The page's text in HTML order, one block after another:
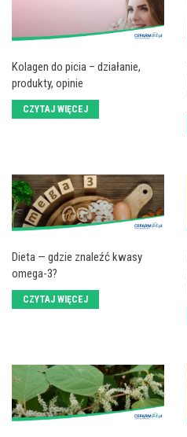
Kolagen do picia – działanie,
produkty, opinie
CZYTAJ WIĘCEJ
Dieta — gdzie znaleźć kwasy
omega-3?
CZYTAJ WIĘCEJ